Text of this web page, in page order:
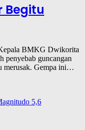
Begitu
BMKG Dwikorita
penyebab guncangan
merusak. Gempa ini…